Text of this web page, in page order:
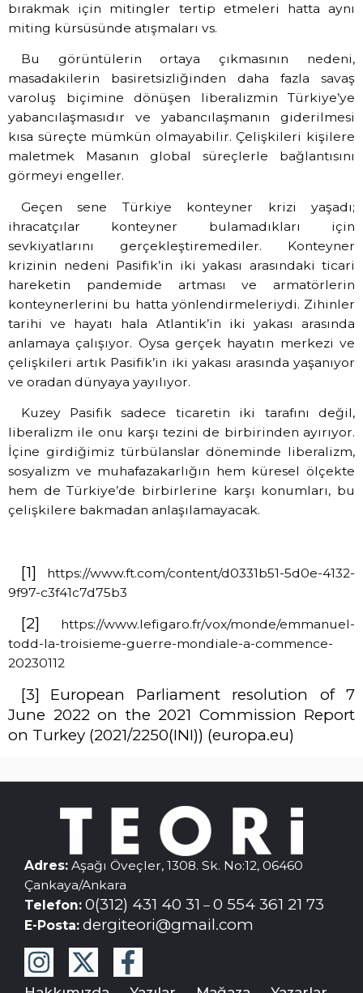
bırakmak için mitingler tertip etmeleri hatta aynı
miting kürsüsünde atışmaları vs.
Bu görüntülerin ortaya çıkmasının nedeni,
masadakilerin basiretsizliğinden daha fazla savaş
varoluş biçimine dönüşen liberalizmin Türkiye’ye
yabancılaşmasıdır ve yabancılaşmanın giderilmesi
kısa süreçte mümkün olmayabilir. Çelişkileri kişilere
maletmek Masanın global süreçlerle bağlantısını
görmeyi engeller.
Geçen sene Türkiye konteyner krizi yaşadı;
ihracatçılar konteyner bulamadıkları için
sevkiyatlarını gerçekleştiremediler. Konteyner
krizinin nedeni Pasifik’in iki yakası arasındaki ticari
hareketin pandemide artması ve armatörlerin
konteynerlerini bu hatta yönlendirmeleriydi. Zihinler
tarihi ve hayatı hala Atlantik’in iki yakası arasında
anlamaya çalışıyor. Oysa gerçek hayatın merkezi ve
çelişkileri artık Pasifik’in iki yakası arasında yaşanıyor
ve oradan dünyaya yayılıyor.
Kuzey Pasifik sadece ticaretin iki tarafını değil,
liberalizm ile onu karşı tezini de birbirinden ayırıyor.
İçine girdiğimiz türbülanslar döneminde liberalizm,
sosyalizm ve muhafazakarlığın hem küresel ölçekte
hem de Türkiye’de birbirlerine karşı konumları, bu
çelişkilere bakmadan anlaşılamayacak.
[1] https://www.ft.com/content/d0331b51-5d0e-4132-
9f97-c3f41c7d75b3
[2] https://www.lefigaro.fr/vox/monde/emmanuel-
todd-la-troisieme-guerre-mondiale-a-commence-
20230112
[3]
European Parliament resolution of 7
June 2022 on the 2021 Commission Report
on Turkey (2021/2250(INI)) (europa.eu)
Adres: Aşağı Öveçler, 1308. Sk. No:12, 06460
Çankaya/Ankara
Telefon: 0(312) 431 40 31 – 0 554 361 21 73
E-Posta: dergiteori@gmail.com